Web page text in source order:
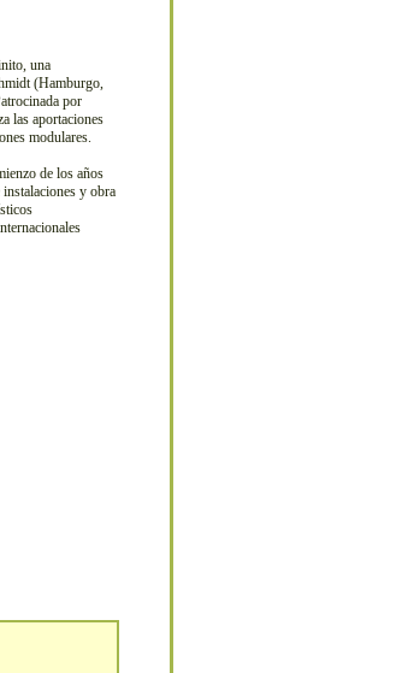
una
(Hamburgo,
por
las aportaciones
modulares.
de los años
y obra